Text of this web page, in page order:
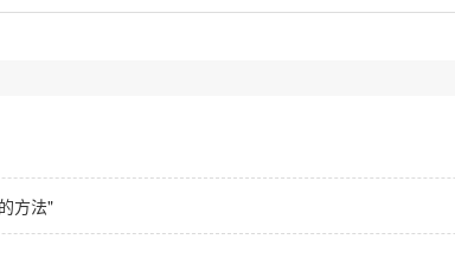
方法"